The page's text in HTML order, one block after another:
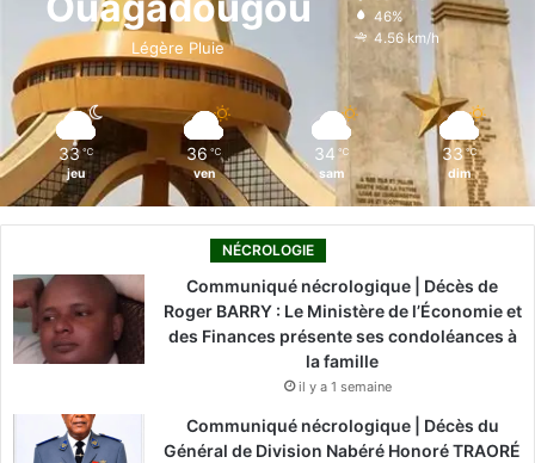
o
k
i
n
r
Légère Pluie
46%
4.56 km/h
33 ℃
jeu
36 ℃
ven
34 ℃
sam
33 ℃
dim
NÉCROLOGIE
Communiqué nécrologique | Décès de
Roger BARRY : Le Ministère de l’Économie et
des Finances présente ses condoléances à
la famille
il y a 1 semaine
Communiqué nécrologique | Décès du
Général de Division Nabéré Honoré TRAORÉ